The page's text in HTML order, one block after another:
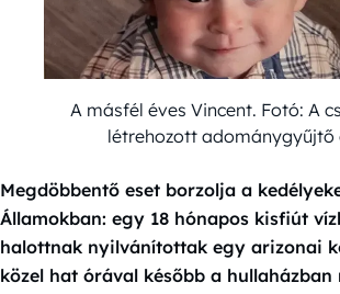
A másfél éves Vincent. Fotó: A
létrehozott adománygyűjtő
Megdöbbentő eset borzolja a
Államokban: egy 18 hónapos kisfiút
halottnak nyilvánítottak egy arizonai
közel hat órával később a